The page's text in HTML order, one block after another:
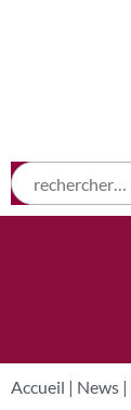
Accueil | News |